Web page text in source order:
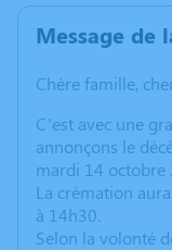
Message de
Chère famille,
C’est avec une
annonçons le
mardi 14 octobre
La crémation
à 14h30.
Selon la volonté